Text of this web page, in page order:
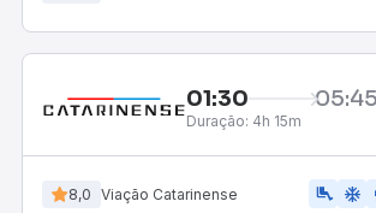
01:30 05:45
Duração: 4h 15m
8,0 Viação Catarinense airline_seat_legroom_extra ac_unit